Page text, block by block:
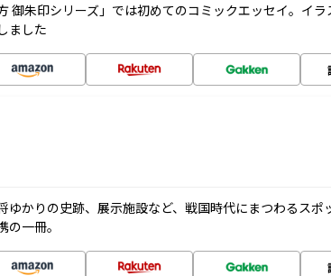
御朱印シリーズ」では初めてのコミックエッセイ。イラ
ました
ゆかりの史跡、展示施設など、戦国時代にまつわるスポ
一冊。